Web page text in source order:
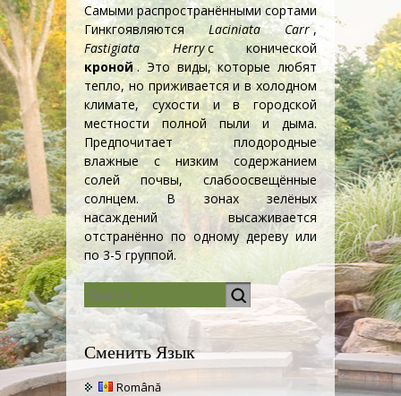
Самыми распространёнными сортами
ГинкгоявляютсяLaciniata Carr ,
Fastigiata Herry с конической
кроной . Это виды, которые любят
тепло, но приживается и в холодном
климате, сухости и в городской
местности полной пыли и дыма.
Предпочитает плодородные
влажные с низким содержанием
солей почвы, слабоосвещённые
солнцем. В зонах зелёных
насаждений высаживается
отстранённо по одному дереву или
по 3-5 группой.
Сменить Язык
Română